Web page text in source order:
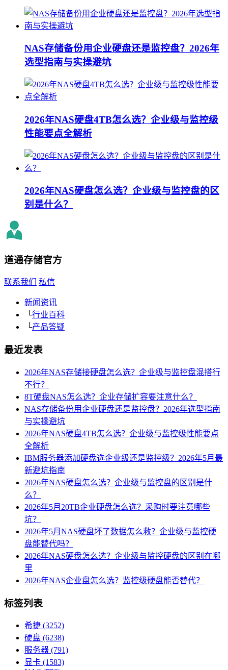
NAS存储备份用企业硬盘还是监控盘？2026年
选型指南与实操避坑
2026年NAS硬盘4TB怎么选？企业级与监控级
性能要点全解析
2026年NAS硬盘怎么选？企业级与监控盘的区
别是什么？
道通存储官方
联系我们 私信
新闻资讯
└行业百科
└产品答疑
最近发表
2026年NAS存储接硬盘怎么选？企业级与监控盘混搭行
不行？
8T硬盘NAS怎么选？企业存储扩容要注意什么？
NAS存储备份用企业硬盘还是监控盘？2026年选型指南
与实操避坑
2026年NAS硬盘4TB怎么选？企业级与监控级性能要点
全解析
IBM服务器添加硬盘选企业级还是监控级？2026年5月最
新避坑指南
2026年NAS硬盘怎么选？企业级与监控盘的区别是什
么？
2026年5月20TB企业硬盘怎么选？采购时要注意哪些
坑？
2026年5月NAS硬盘坏了数据怎么救？企业级与监控硬
盘能替代吗？
2026年NAS硬盘怎么选？企业级与监控硬盘的区别在哪
里
2026年NAS企业盘怎么选？监控级硬盘能否替代？
标签列表
希捷 (3252)
硬盘 (6238)
服务器 (791)
显卡 (1583)